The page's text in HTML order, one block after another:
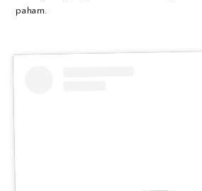
paham.